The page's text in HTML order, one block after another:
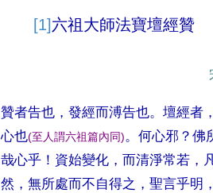
[1]六祖大師法寶壇經贊
贊者告也 ，發經而溥告也。壇經者
心也(至人謂六祖篇內同)。何心邪 ？佛
哉心乎 ！ 資始變化 ， 而清淨常若 ，
然 ，無所處而不自得之 ，聖言乎明